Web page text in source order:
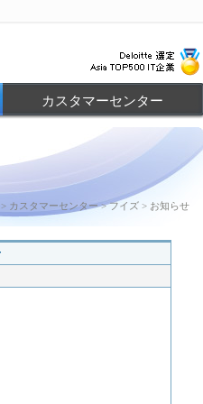
カスタマーセンター
カスタマーセンター > フイズ > お知らせ